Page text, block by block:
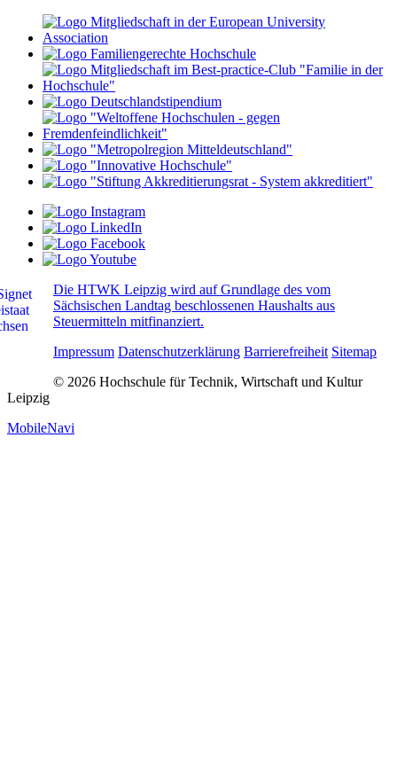
Die HTWK Leipzig wird auf Grundlage des vom
Sächsischen Landtag beschlossenen Haushalts aus
Steuermitteln mitfinanziert.
Impressum Datenschutzerklärung Barrierefreiheit Sitemap
© 2026 Hochschule für Technik, Wirtschaft und Kultur
Leipzig
MobileNavi